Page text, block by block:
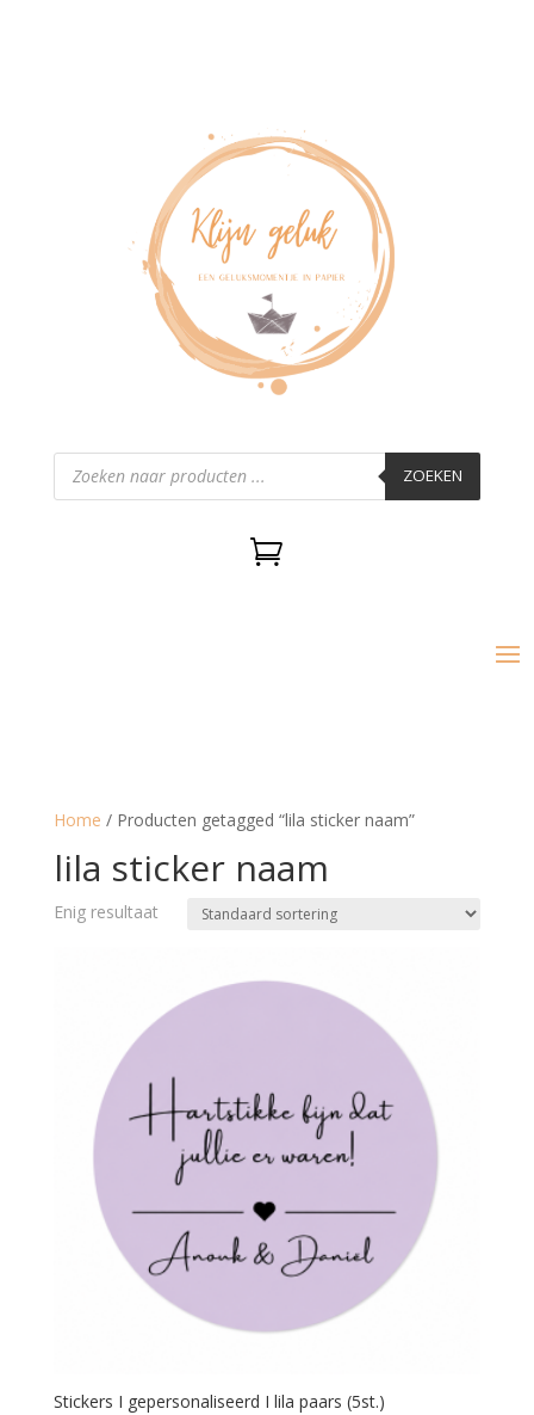
Producten
zoeken ZOEKEN

Home / Producten getagged “lila sticker naam”
lila sticker naam
Enig resultaat
Stickers I gepersonaliseerd I lila paars (5st.)